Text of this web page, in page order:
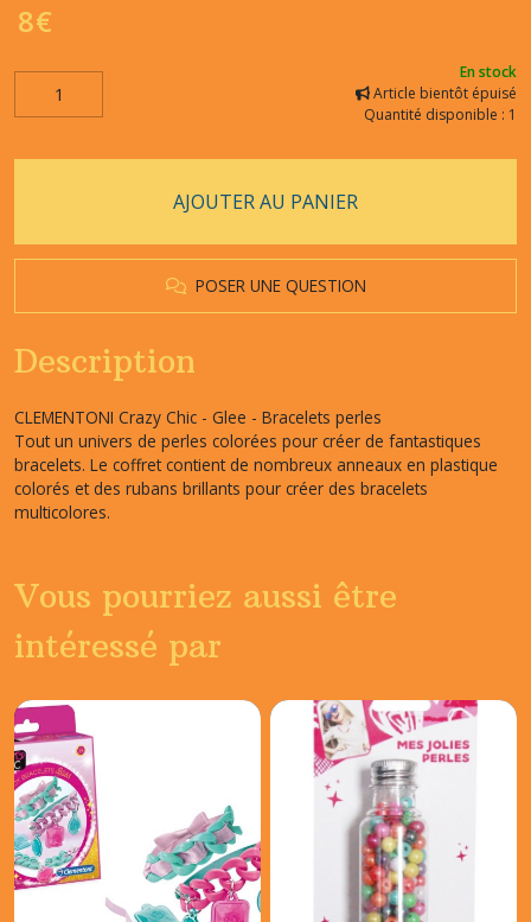
8€
En stock
Article bientôt épuisé
Quantité disponible : 1
AJOUTER AU PANIER
POSER UNE QUESTION
Description
CLEMENTONI Crazy Chic - Glee - Bracelets perles
Tout un univers de perles colorées pour créer de fantastiques
bracelets. Le coffret contient de nombreux anneaux en plastique
colorés et des rubans brillants pour créer des bracelets
multicolores.
Vous pourriez aussi être
intéressé par